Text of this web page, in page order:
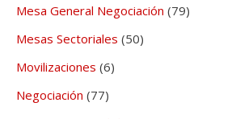
Mesa General Negociación (79)
Mesas Sectoriales (50)
Movilizaciones (6)
Negociación (77)